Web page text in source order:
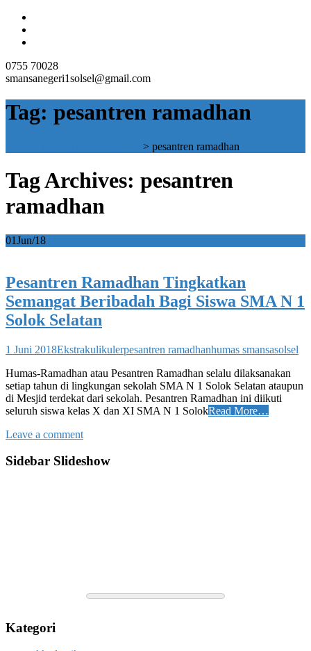
0755 70028
smansanegeri1solsel@gmail.com
Tag: pesantren ramadhan
> pesantren ramadhan
Tag Archives: pesantren
ramadhan
01Jun/18
Pesantren Ramadhan Tingkatkan
Semangat Beribadah Bagi Siswa SMA N 1
Solok Selatan
1 Juni 2018Ekstrakulikulerpesantren ramadhanhumas smansasolsel
Humas-Ramadhan atau Pesantren Ramadhan selalu dilaksanakan
setiap tahun di lingkungan sekolah SMA N 1 Solok Selatan ataupun
di Mesjid terdekat dari sekolah. Pesantren Ramadhan ini diikuti
seluruh siswa kelas X dan XI SMA N 1 SolokRead More…
Leave a comment
Sidebar Slideshow
Kategori